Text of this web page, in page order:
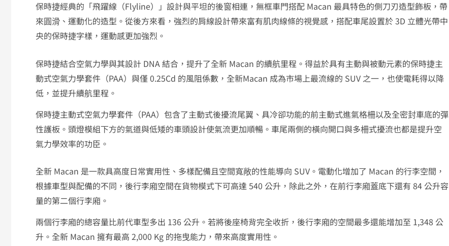
保時捷經典的「飛躍線（Flyline）」設計與平坦的後窗相連，無框車門搭配 Macan 最具特色的側刀刃造型飾板，帶
來圓滑、運動化的造型。從後方來看，強烈的肩線設計帶來富有肌肉線條的視覺感，搭配車尾設置於 3D 立體光帶中
央的保時捷字樣，運動感更加強烈。
保時捷結合空氣力學與其設計 DNA 結合，提升了全新 Macan 的續航里程。得益於具有主動與被動元素的保時捷主
動式空氣力學套件（PAA）與僅 0.25Cd 的風阻係數，全新Macan 成為市場上最流線的 SUV 之一，也使電耗得以降
低，並提升續航里程。
保時捷主動式空氣力學套件（PAA）包含了主動式後擾流尾翼、具冷卻功能的前主動式進氣格柵以及全密封車底的彈
性護板。頭燈模組下方的氣道與低矮的車頭設計使氣流更加順暢。車尾兩側的橫向開口與多柵式擾流也都是提升空
氣力學效率的功臣。
全新 Macan 是一款具高度日常實用性、多樣配備且空間寬敞的性能導向 SUV。電動化增加了 Macan 的行李空間，
根據車型與配備的不同，後行李廂空間在貨物模式下可高達 540 公升，除此之外，在前行李廂蓋底下還有 84 公升容
量的第二個行李廂。
兩個行李廂的總容量比前代車型多出 136 公升。若將後座椅背完全收折，後行李廂的空間最多還能增加至 1,348 公
升。全新 Macan 擁有最高 2,000 Kg 的拖曳能力，帶來高度實用性。